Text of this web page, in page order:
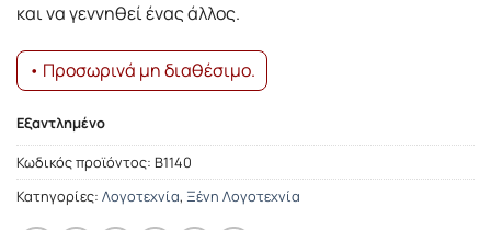
και να γεννηθεί ένας άλλος.
• Προσωρινά μη διαθέσιμο.
Εξαντλημένο
Κωδικός προϊόντος: Β1140
Κατηγορίες: Λογοτεχνία, Ξένη Λογοτεχνία